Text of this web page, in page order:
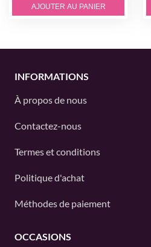
AJOUTER AU PANIER
INFORMATIONS
À propos de nous
Contactez-nous
Termes et conditions
Politique d'achat
Méthodes de paiement
OCCASIONS